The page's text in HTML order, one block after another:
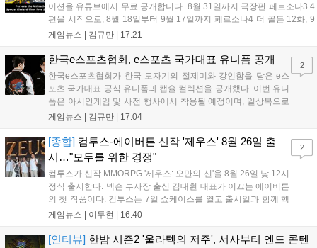
이션을 유튜브에서 무료 공개합니다. 8월 31일까지 극장판 페르소나3 4
편을 시작으로, 8월 18일부터 9월 17일까지 페르소나4 더 골든 12화, 9
월 15일부터 10월 14일까지 페르소나5 시리즈가 순차 공개됩니다. 또한
영상 및 대형 전광판에 소개될 예정입니다....
게임뉴스 | 김규만 17:21
한국e스포츠협회, e스포츠 국가대표 유니폼 공개
한국e스포츠협회가 한국 도자기의 절제미와 강인함을 담은 e스
포츠 국가대표 공식 유니폼과 캡슐 컬렉션을 공개했다. 이번 유니
폼은 아시안게임 및 사전 행사에서 착용될 예정이며, 일상복으로
구성된 컬렉션은 오는 8월 28일부터 골스튜디오 공식 홈페이지
서는 대회 규정에 따라 별도의 유니폼을 착용할 계획이다....
게임뉴스 | 김규만 17:04
2
[종합] 컴투스-에이버튼 신작 '제우스' 8월 26일 출
시…"모두를 위한 경쟁"
컴투스가 신작 MMORPG '제우스: 오만의 신'을 8월 26일 낮 12시
정식 출시한다. 넥슨 부사장 출신 김대훤 대표가 이끄는 에이버튼
의 첫 작품이다. 컴투스는 7일 쇼케이스를 열고 출시일과 함께 핵
심 콘텐츠, 유료화 정책, 운영 방향을 공개했다. 캐릭터명 선점은
의 오만으로 균열이...
게임뉴스 | 이두현 16:40
2
[인터뷰] 한밤 시즌2 '울라텍의 저주', 서사부터 엔드 콘텐